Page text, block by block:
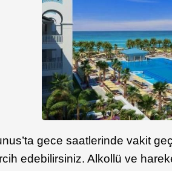
gece saatlerinde vakit
edebilirsiniz. Alkollü ve